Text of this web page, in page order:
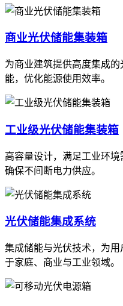
商业光伏储能集装箱
为商业建筑提供高度集成
能，优化能源使用效率。
工业级光伏储能集装箱
高容量设计，满足工业环境
确保不间断电力供应。
光伏储能集成系统
集成储能与光伏技术，为
于家庭、商业与工业领域。